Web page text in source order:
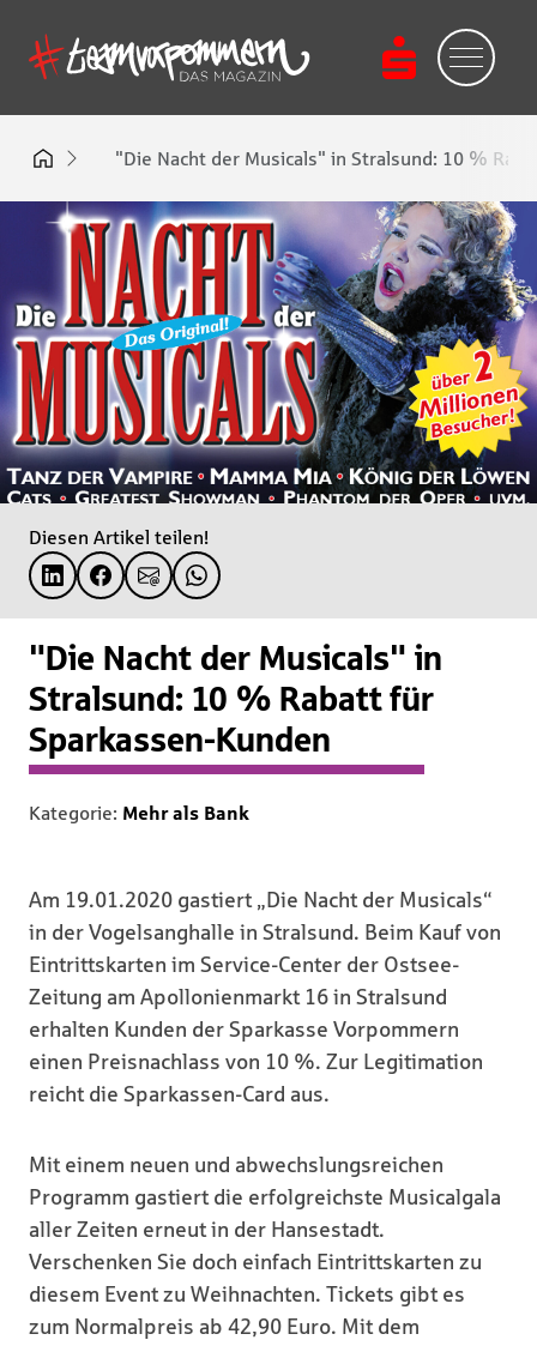
"Die Nacht der Musicals" in Stralsund: 10 %
Diesen Artikel teilen!
"Die Nacht der Musicals" in
Stralsund: 10 % Rabatt für
Sparkassen-Kunden
Kategorie: Mehr als Bank
Am 19.01.2020 gastiert „Die Nacht der Musicals“
in der Vogelsanghalle in Stralsund. Beim Kauf von
Eintrittskarten im Service-Center der Ostsee-
Zeitung am Apollonienmarkt 16 in Stralsund
erhalten Kunden der Sparkasse Vorpommern
einen Preisnachlass von 10 %. Zur Legitimation
reicht die Sparkassen-Card aus.
Mit einem neuen und abwechslungsreichen
Programm gastiert die erfolgreichste Musicalgala
aller Zeiten erneut in der Hansestadt.
Verschenken Sie doch einfach Eintrittskarten zu
diesem Event zu Weihnachten. Tickets gibt es
zum Normalpreis ab 42,90 Euro. Mit dem